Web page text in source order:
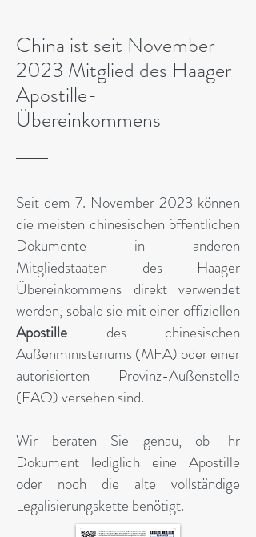
China ist seit November
2023 Mitglied des Haager
Apostille-
Übereinkommens
Seit dem 7. November 2023 können
die meisten chinesischen öffentlichen
Dokumente in anderen
Mitgliedstaaten des Haager
Übereinkommens direkt verwendet
werden, sobald sie mit einer offiziellen
Apostille des chinesischen
Außenministeriums (MFA) oder einer
autorisierten Provinz-Außenstelle
(FAO) versehen sind.
Wir beraten Sie genau, ob Ihr
Dokument lediglich eine Apostille
oder noch die alte vollständige
Legalisierungskette benötigt.